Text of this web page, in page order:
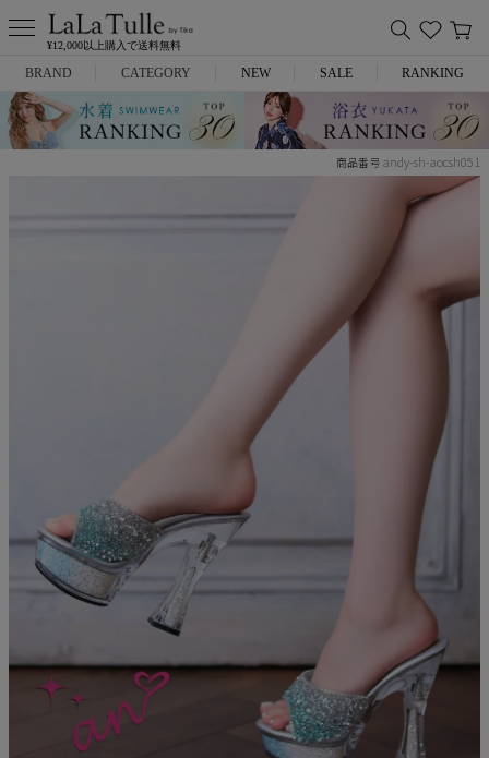
¥12,000以上購入で送料無料
BRAND
Anella
PURESS
GLAMOROUS
CATEGORY
ミニドレス
コスプレ
NEW SALE RANKING
商品番号 andy-sh-aocsh051